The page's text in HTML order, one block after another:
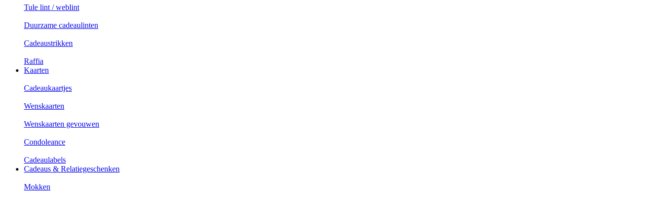
Tule lint / weblint
Duurzame cadeaulinten
Cadeaustrikken
Raffia
Kaarten
Cadeaukaartjes
Wenskaarten
Wenskaarten gevouwen
Condoleance
Cadeaulabels
Cadeaus & Relatiegeschenken
Mokken